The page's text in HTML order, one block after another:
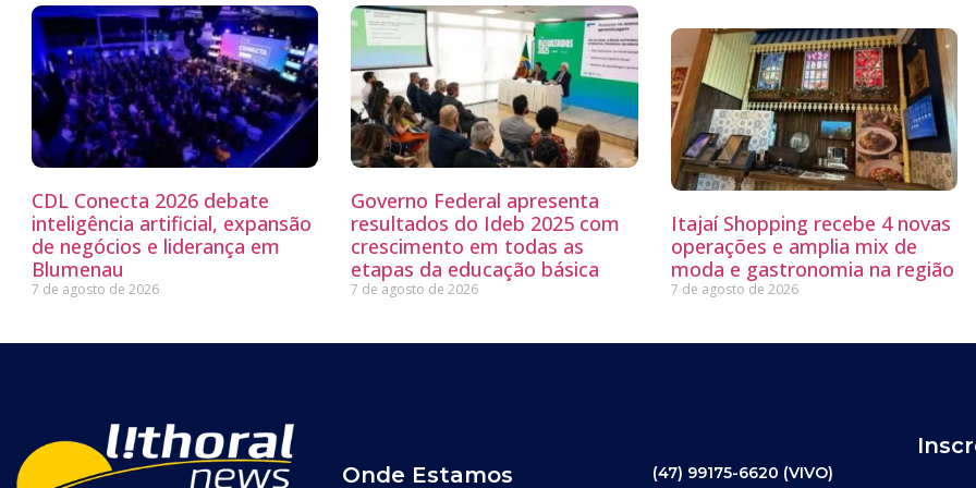
CDL Conecta 2026 debate
inteligência artificial, expansão
de negócios e liderança em
Blumenau
7 de agosto de 2026
Governo Federal apresenta
resultados do Ideb 2025 com
crescimento em todas as
etapas da educação básica
7 de agosto de 2026
Itajaí Shopping recebe 4 novas
operações e amplia mix de
moda e gastronomia na região
7 de agosto de 2026
Onde Estamos (47) 99175-6620 (VIVO)